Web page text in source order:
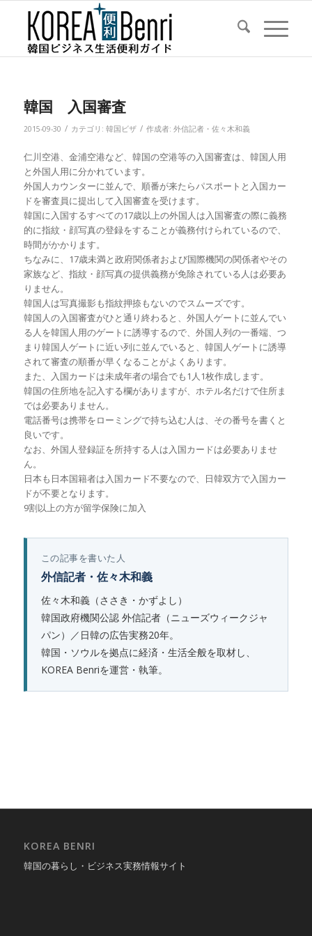
韓国 入国審査
2015-09-30 / カテゴリ: 韓国ビザ / 作成者: 外信記者・佐々木和義
仁川空港、金浦空港など、韓国の空港等の入国審査は、韓国人用
と外国人用に分かれています。
外国人カウンターに並んで、順番が来たらパスポートと入国カー
ドを審査員に提出して入国審査を受けます。
韓国に入国するすべての17歳以上の外国人は入国審査の際に義務
的に指紋・顔写真の登録をすることが義務付けられているので、
時間がかかります。
ちなみに、17歳未満と政府関係者および国際機関の関係者やその
家族など、指紋・顔写真の提供義務が免除されている人は必要あ
りません。
韓国人は写真撮影も指紋押捺もないのでスムーズです。
韓国人の入国審査がひと通り終わると、外国人ゲートに並んでい
る人を韓国人用のゲートに誘導するので、外国人列の一番端、つ
まり韓国人ゲートに近い列に並んでいると、韓国人ゲートに誘導
されて審査の順番が早くなることがよくあります。
また、入国カードは未成年者の場合でも1人1枚作成します。
韓国の住所地を記入する欄がありますが、ホテル名だけで住所ま
では必要ありません。
電話番号は携帯をローミングで持ち込む人は、その番号を書くと
良いです。
なお、外国人登録証を所持する人は入国カードは必要ありませ
ん。
日本も日本国籍者は入国カード不要なので、日韓双方で入国カー
ドが不要となります。
9割以上の方が留学保険に加入
この記事を書いた人
外信記者・佐々木和義
佐々木和義（ささき・かずよし）
韓国政府機関公認 外信記者（ニューズウィークジャ
パン）／日韓の広告実務20年。
韓国・ソウルを拠点に経済・生活全般を取材し、
KOREA Benriを運営・執筆。
KOREA BENRI
韓国の暮らし・ビジネス実務情報サイト